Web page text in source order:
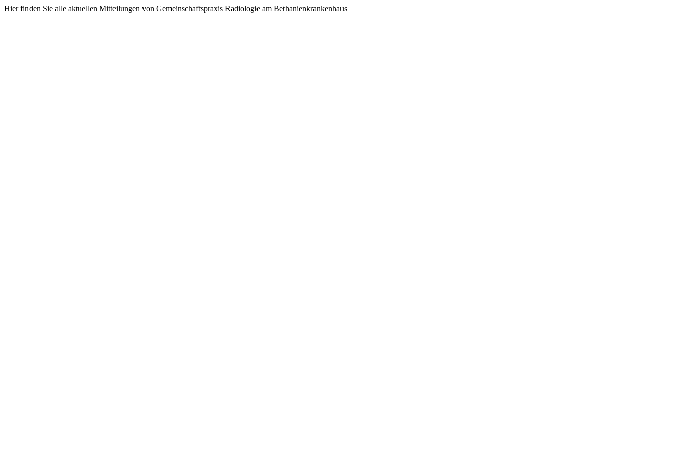
Hier finden Sie alle aktuellen Mitteilungen von Gemeinschaftspraxis Radiologie am Bethanienkrankenhaus